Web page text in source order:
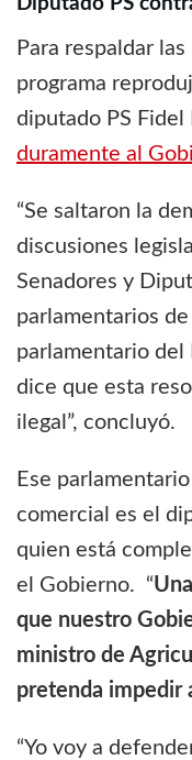
Para respaldar
programa
diputado PS Fidel
duramente al
“Se saltaron la
discusiones
Senadores y
parlamentarios
parlamentario del
dice que esta
ilegal”, concluyó.
Ese
comercial es el
quien está
el Gobierno. “
que nuestro
ministro de
pretenda impedir
“Yo voy a